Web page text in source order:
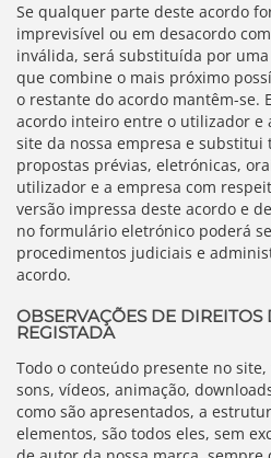
Se qualquer parte deste acordo
imprevisível ou em desacordo
inválida, será substituída por
que combine o mais próximo
o restante do acordo mantêm-se.
acordo inteiro entre o utilizador e
site da nossa empresa e substitui
propostas prévias, eletrónicas,
utilizador e a empresa com
versão impressa deste acordo e
no formulário eletrónico poderá
procedimentos judiciais e
acordo.
OBSERVAÇÕES DE
REGISTADA
Todo o conteúdo presente no
sons, vídeos, animação,
como são apresentados, a
elementos, são todos eles, sem